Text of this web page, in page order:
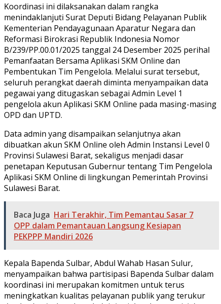
Koordinasi ini dilaksanakan dalam rangka
menindaklanjuti Surat Deputi Bidang Pelayanan Publik
Kementerian Pendayagunaan Aparatur Negara dan
Reformasi Birokrasi Republik Indonesia Nomor
B/239/PP.00.01/2025 tanggal 24 Desember 2025 perihal
Pemanfaatan Bersama Aplikasi SKM Online dan
Pembentukan Tim Pengelola. Melalui surat tersebut,
seluruh perangkat daerah diminta menyampaikan data
pegawai yang ditugaskan sebagai Admin Level 1
pengelola akun Aplikasi SKM Online pada masing-masing
OPD dan UPTD.
Data admin yang disampaikan selanjutnya akan
dibuatkan akun SKM Online oleh Admin Instansi Level 0
Provinsi Sulawesi Barat, sekaligus menjadi dasar
penetapan Keputusan Gubernur tentang Tim Pengelola
Aplikasi SKM Online di lingkungan Pemerintah Provinsi
Sulawesi Barat.
Baca Juga Hari Terakhir, Tim Pemantau Sasar 7
OPP dalam Pemantauan Langsung Kesiapan
PEKPPP Mandiri 2026
Kepala Bapenda Sulbar, Abdul Wahab Hasan Sulur,
menyampaikan bahwa partisipasi Bapenda Sulbar dalam
koordinasi ini merupakan komitmen untuk terus
meningkatkan kualitas pelayanan publik yang terukur